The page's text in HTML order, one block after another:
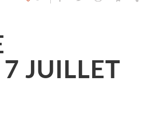
JUILLET